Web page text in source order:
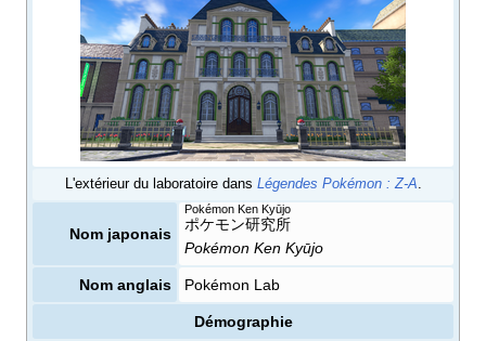
L'extérieur du laboratoire dans Légendes Pokémon : Z-A
Nom japonais
ポケモン研究所
Pokémon Ken Kyūjo
Pokémon Ken Kyūjo
Nom anglais Pokémon Lab
Démographie